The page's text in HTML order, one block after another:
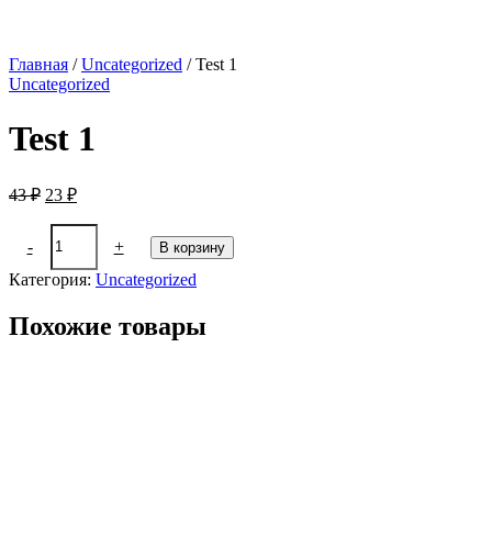
Главная /Uncategorized / Test 1
Uncategorized
Test 1
43₽ Первоначальная
составляла
43 ₽.
23 ₽Текущая
-
Количество
товара
Test
1
+ В корзину
Категория: Uncategorized
Похожие товары